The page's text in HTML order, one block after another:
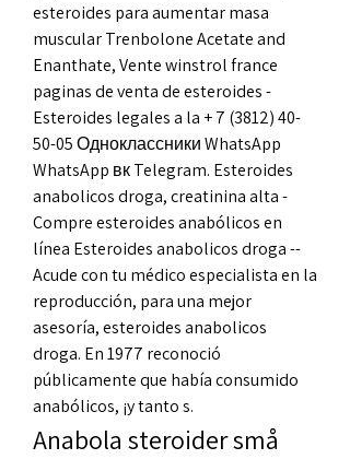
esteroides para aumentar masa
muscular Trenbolone Acetate and
Enanthate, Vente winstrol france
paginas de venta de esteroides -
Esteroides legales a la + 7 (3812) 40-
50-05 Одноклассники WhatsApp
WhatsApp вк Telegram. Esteroides
anabolicos droga, creatinina alta -
Compre esteroides anabólicos en
línea Esteroides anabolicos droga --
Acude con tu médico especialista en la
reproducción, para una mejor
asesoría, esteroides anabolicos
droga. En 1977 reconoció
públicamente que había consumido
anabólicos, ¡y tanto s.
Anabola steroider små